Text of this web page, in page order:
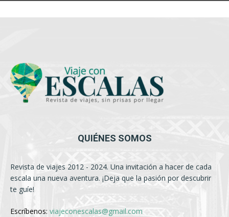
QUIÉNES SOMOS
Revista de viajes 2012 - 2024. Una invitación a hacer de cada
escala una nueva aventura. ¡Deja que la pasión por descubrir
te guíe!
Escríbenos: viajeconescalas@gmail.com